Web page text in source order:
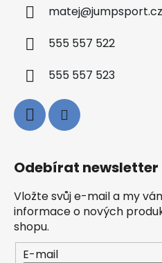
matej@jumpsport.cz
555 557 522
555 557 523
Odebírat newsletter
Vložte svůj e-mail a my
informace o nových
shopu.
E-mail